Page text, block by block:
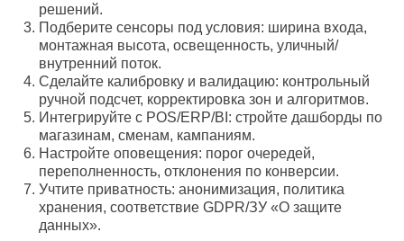
решений.
Подберите сенсоры под условия: ширина входа,
монтажная высота, освещенность, уличный/
внутренний поток.
Сделайте калибровку и валидацию: контрольный
ручной подсчет, корректировка зон и алгоритмов.
Интегрируйте с POS/ERP/BI: стройте дашборды по
магазинам, сменам, кампаниям.
Настройте оповещения: порог очередей,
переполненность, отклонения по конверсии.
Учтите приватность: анонимизация, политика
хранения, соответствие GDPR/ЗУ «О защите
данных».